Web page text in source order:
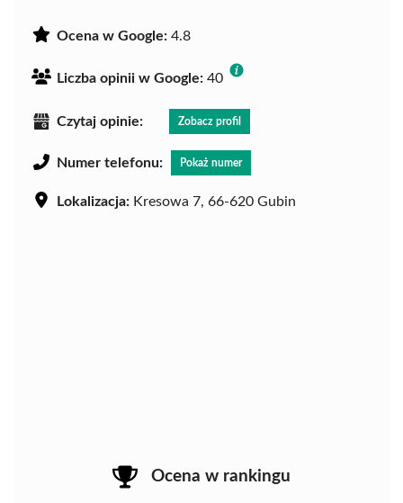
Ocena w Google: 4.8
Liczba opinii w Google: 40
Czytaj opinie: Zobacz profil
Numer telefonu: Pokaż numer
Lokalizacja: Kresowa 7, 66-620 Gubin
Ocena w rankingu